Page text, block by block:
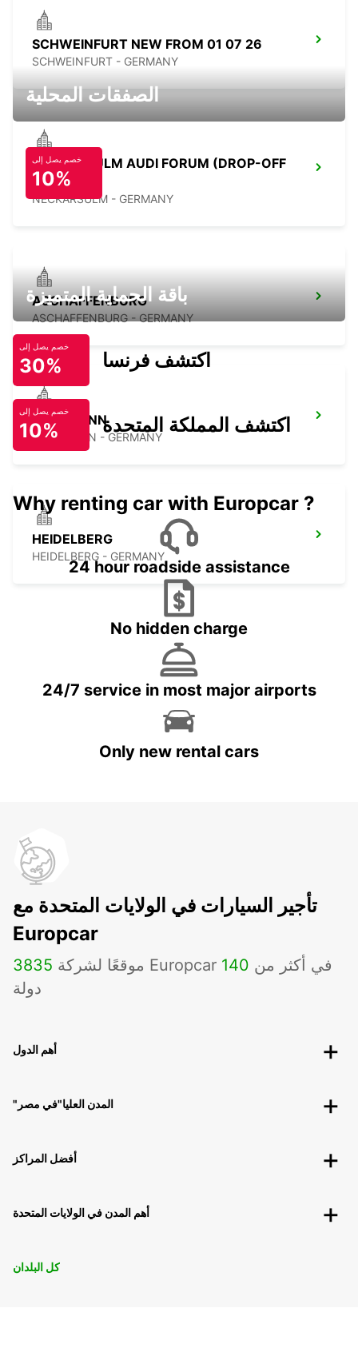
SCHWEINFURT NEW FROM 01 07 26
SCHWEINFURT - GERMANY
NECKARSULM AUDI FORUM (DROP-OFF
ONLY)
NECKARSULM - GERMANY
ASCHAFFENBURG
ASCHAFFENBURG - GERMANY
HEILBRONN
HEILBRONN - GERMANY
HEIDELBERG
HEIDELBERG - GERMANY
الصفقات المحلية
خصم يصل إلى
10%
باقة الحماية المتميزة
خصم يصل إلى
30% اكتشف فرنسا
خصم يصل إلى
10% اكتشف المملكة المتحدة
Why renting car with Europcar ?
24 hour roadside assistance
No hidden charge
24/7 service in most major airports
Only new rental cars
تأجير السيارات في الولايات المتحدة مع
Europcar
3835 موقعًا لشركة Europcar في أكثر من 140
دولة
أهم الدول
"المدن العليا"في مصر
أفضل المراكز
أهم المدن في الولايات المتحدة
كل البلدان